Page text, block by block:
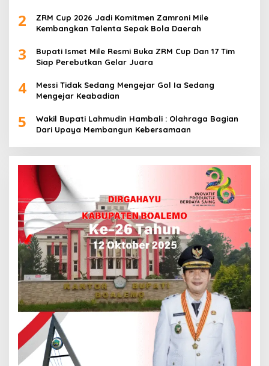
2
ZRM Cup 2026 Jadi Komitmen Zamroni Mile
Kembangkan Talenta Sepak Bola Daerah
3
Bupati Ismet Mile Resmi Buka ZRM Cup Dan 17 Tim
Siap Perebutkan Gelar Juara
4
Messi Tidak Sedang Mengejar Gol Ia Sedang
Mengejar Keabadian
5
Wakil Bupati Lahmudin Hambali : Olahraga Bagian
Dari Upaya Membangun Kebersamaan